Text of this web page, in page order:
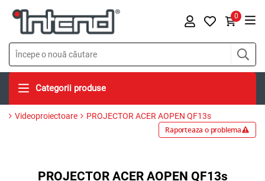
0
Categorii produse
Videoproiectoare PROJECTOR ACER AOPEN QF13s
Raporteaza o problema
PROJECTOR ACER AOPEN QF13s